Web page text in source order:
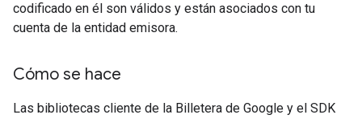
codificado en él son válidos y están asociados con tu
cuenta de la entidad emisora.
Cómo se hace
Las bibliotecas cliente de la Billetera de Google y el SDK